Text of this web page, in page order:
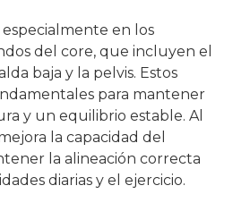
en los
del core, que incluyen el
baja y la pelvis. Estos
para mantener
y un equilibrio estable. Al
la capacidad del
la alineación correcta
diarias y el ejercicio.